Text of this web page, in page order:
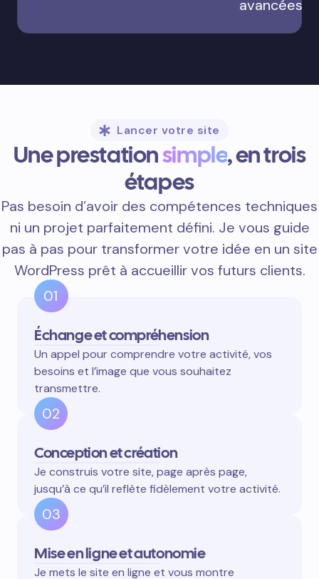
avancées
Lancer votre site
Une prestationsimple, en trois
étapes
Pas besoin d’avoir des compétences techniques
ni un projet parfaitement défini. Je vous guide
pas à pas pour transformer votre idée en un site
WordPress prêt à accueillir vos futurs clients.
01
Échange et compréhension
Un appel pour comprendre votre activité, vos
besoins et l’image que vous souhaitez
transmettre.
02
Conception et création
Je construis votre site, page après page,
jusqu’à ce qu’il reflète fidèlement votre activité.
03
Mise en ligne et autonomie
Je mets le site en ligne et vous montre